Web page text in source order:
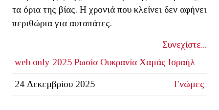
τα όρια της βίας. Η χρονιά που κλείνει δεν αφήνει
περιθώρια για αυταπάτες.
Συνεχίστε...
web only 2025 Ρωσία Ουκρανία Χαμάς Ισραήλ
24 Δεκεμβρίου 2025 Γνώμες